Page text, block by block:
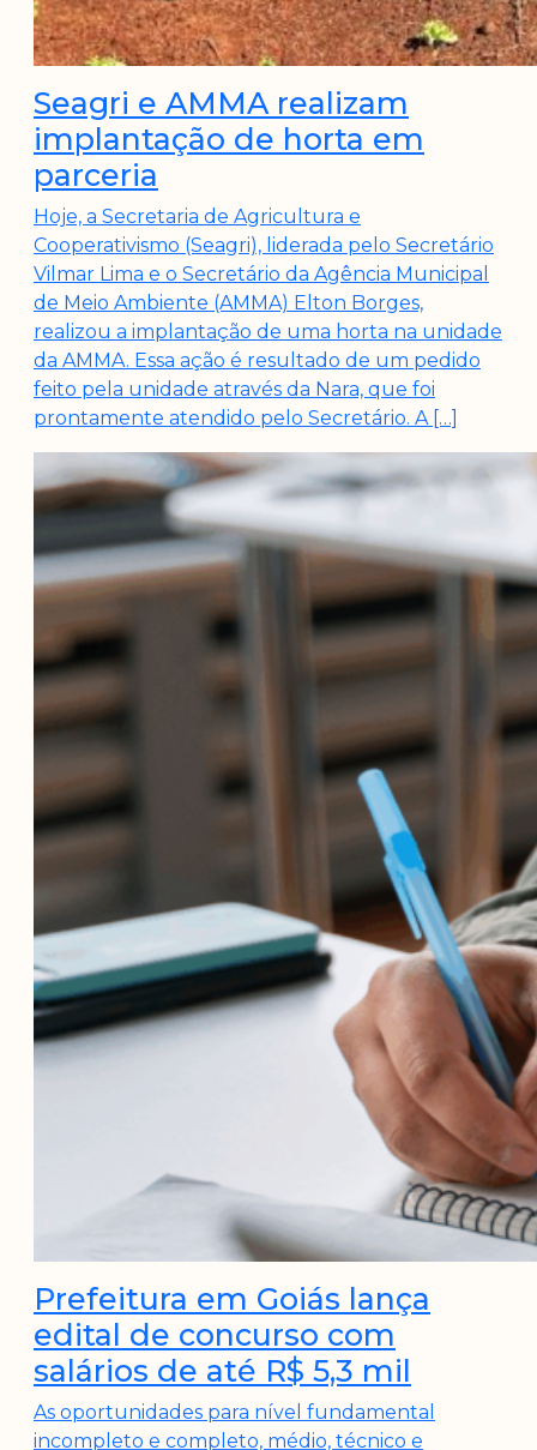
Seagri e AMMA realizam
implantação de horta em
parceria
Hoje, a Secretaria de Agricultura e
Cooperativismo (Seagri), liderada pelo Secretário
Vilmar Lima e o Secretário da Agência Municipal
de Meio Ambiente (AMMA) Elton Borges,
realizou a implantação de uma horta na unidade
da AMMA. Essa ação é resultado de um pedido
feito pela unidade através da Nara, que foi
prontamente atendido pelo Secretário. A […]
Prefeitura em Goiás lança
edital de concurso com
salários de até R$ 5,3 mil
As oportunidades para nível fundamental
incompleto e completo, médio, técnico e